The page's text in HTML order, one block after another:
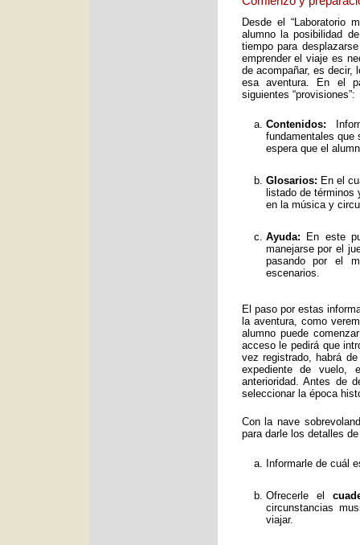
Desde el “Laboratorio
alumno la posibilidad
tiempo para
emprender el viaje es
de acompañar, es decir,
esa aventura. En el
siguientes “provisiones”:
Contenidos:
fundamentales que
espera que el
Glosarios: En el
listado de
en la música y
Ayuda: En este
manejarse por el
pasando por el
escenarios.
El paso por estas
la aventura, como
alumno puede
acceso le pedirá que
vez registrado, habrá
expediente de vuelo,
anterioridad. Antes de
seleccionar la época
Con la nave
para darle los detalles
Informarle de cuál
Ofrecerle el
circunstancias
viajar.